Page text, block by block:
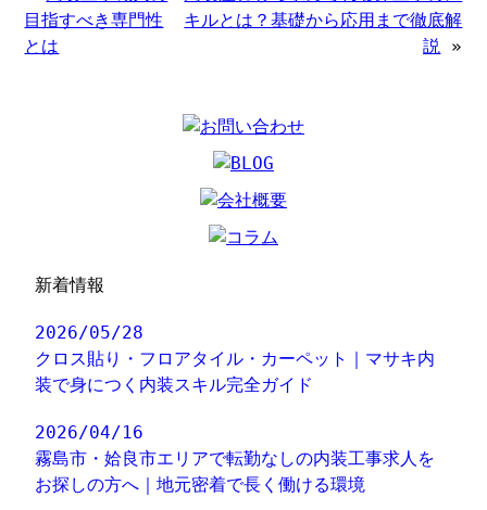
目指すべき専門性
とは
キルとは？基礎から応用まで徹底解
説 »
新着情報
2026/05/28
クロス貼り・フロアタイル・カーペット｜マサキ内
装で身につく内装スキル完全ガイド
2026/04/16
霧島市・姶良市エリアで転勤なしの内装工事求人を
お探しの方へ｜地元密着で長く働ける環境